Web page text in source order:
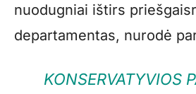
nuodugniai ištirs
departamentas, nurodė
KONSERVATYVIOS